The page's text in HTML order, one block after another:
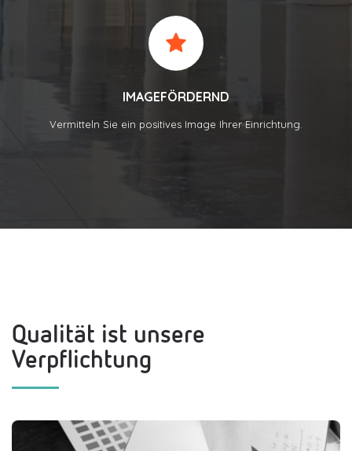
IMAGEFÖRDERND
Vermitteln Sie ein positives Image Ihrer Einrichtung.
Qualität ist unsere
Verpflichtung